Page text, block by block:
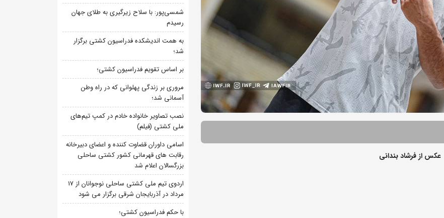
عکس از فرشاد بندانی
شمسی‌پور: با سلاح زیرگیری به طلای جهان
رسیدم
به همت اندیشکده فدراسیون کشتی برگزار
شد؛
بر اساس تقویم فدراسیون کشتی؛
مروری بر زندگی پهلوانی که در راه وطن
آسمانی شد؛
نصب تصاویر خانواده خادم در کمپ تیم‌های
ملی کشتی (فیلم)
اسامی داوران قضاوت کننده و اعضای دبیرخانه
رقابت های قهرمانی کشور کشتی ساحلی
بزرگسالان اعلام شد
اردوی تیم ملی کشتی ساحلی نوجوانان از 17
مرداد در آذربایجان شرقی برگزار می شود
با حکم فدراسیون کشتی؛